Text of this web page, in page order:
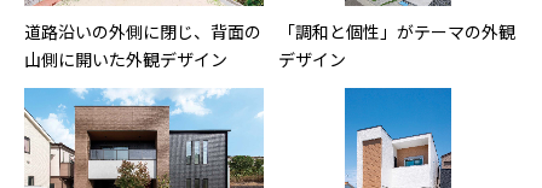
道路沿いの外側に閉じ、背面の
山側に開いた外観デザイン
「調和と個性」がテーマの外観
デザイン